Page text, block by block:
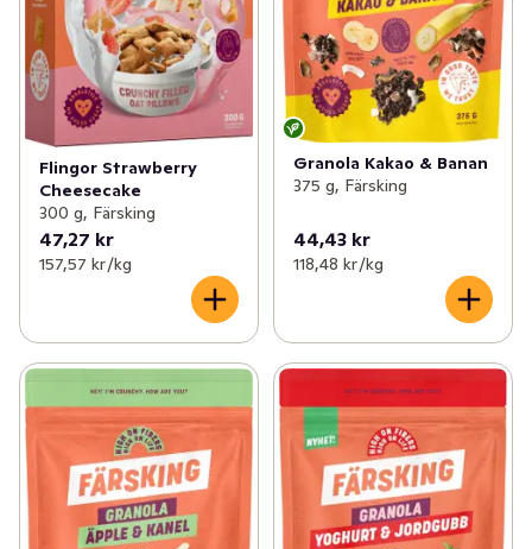
Flingor Strawberry
Cheesecake
300 g, Färsking
47,27 kr
157,57 kr /kg
Granola Kakao & Banan
375 g, Färsking
44,43 kr
118,48 kr /kg